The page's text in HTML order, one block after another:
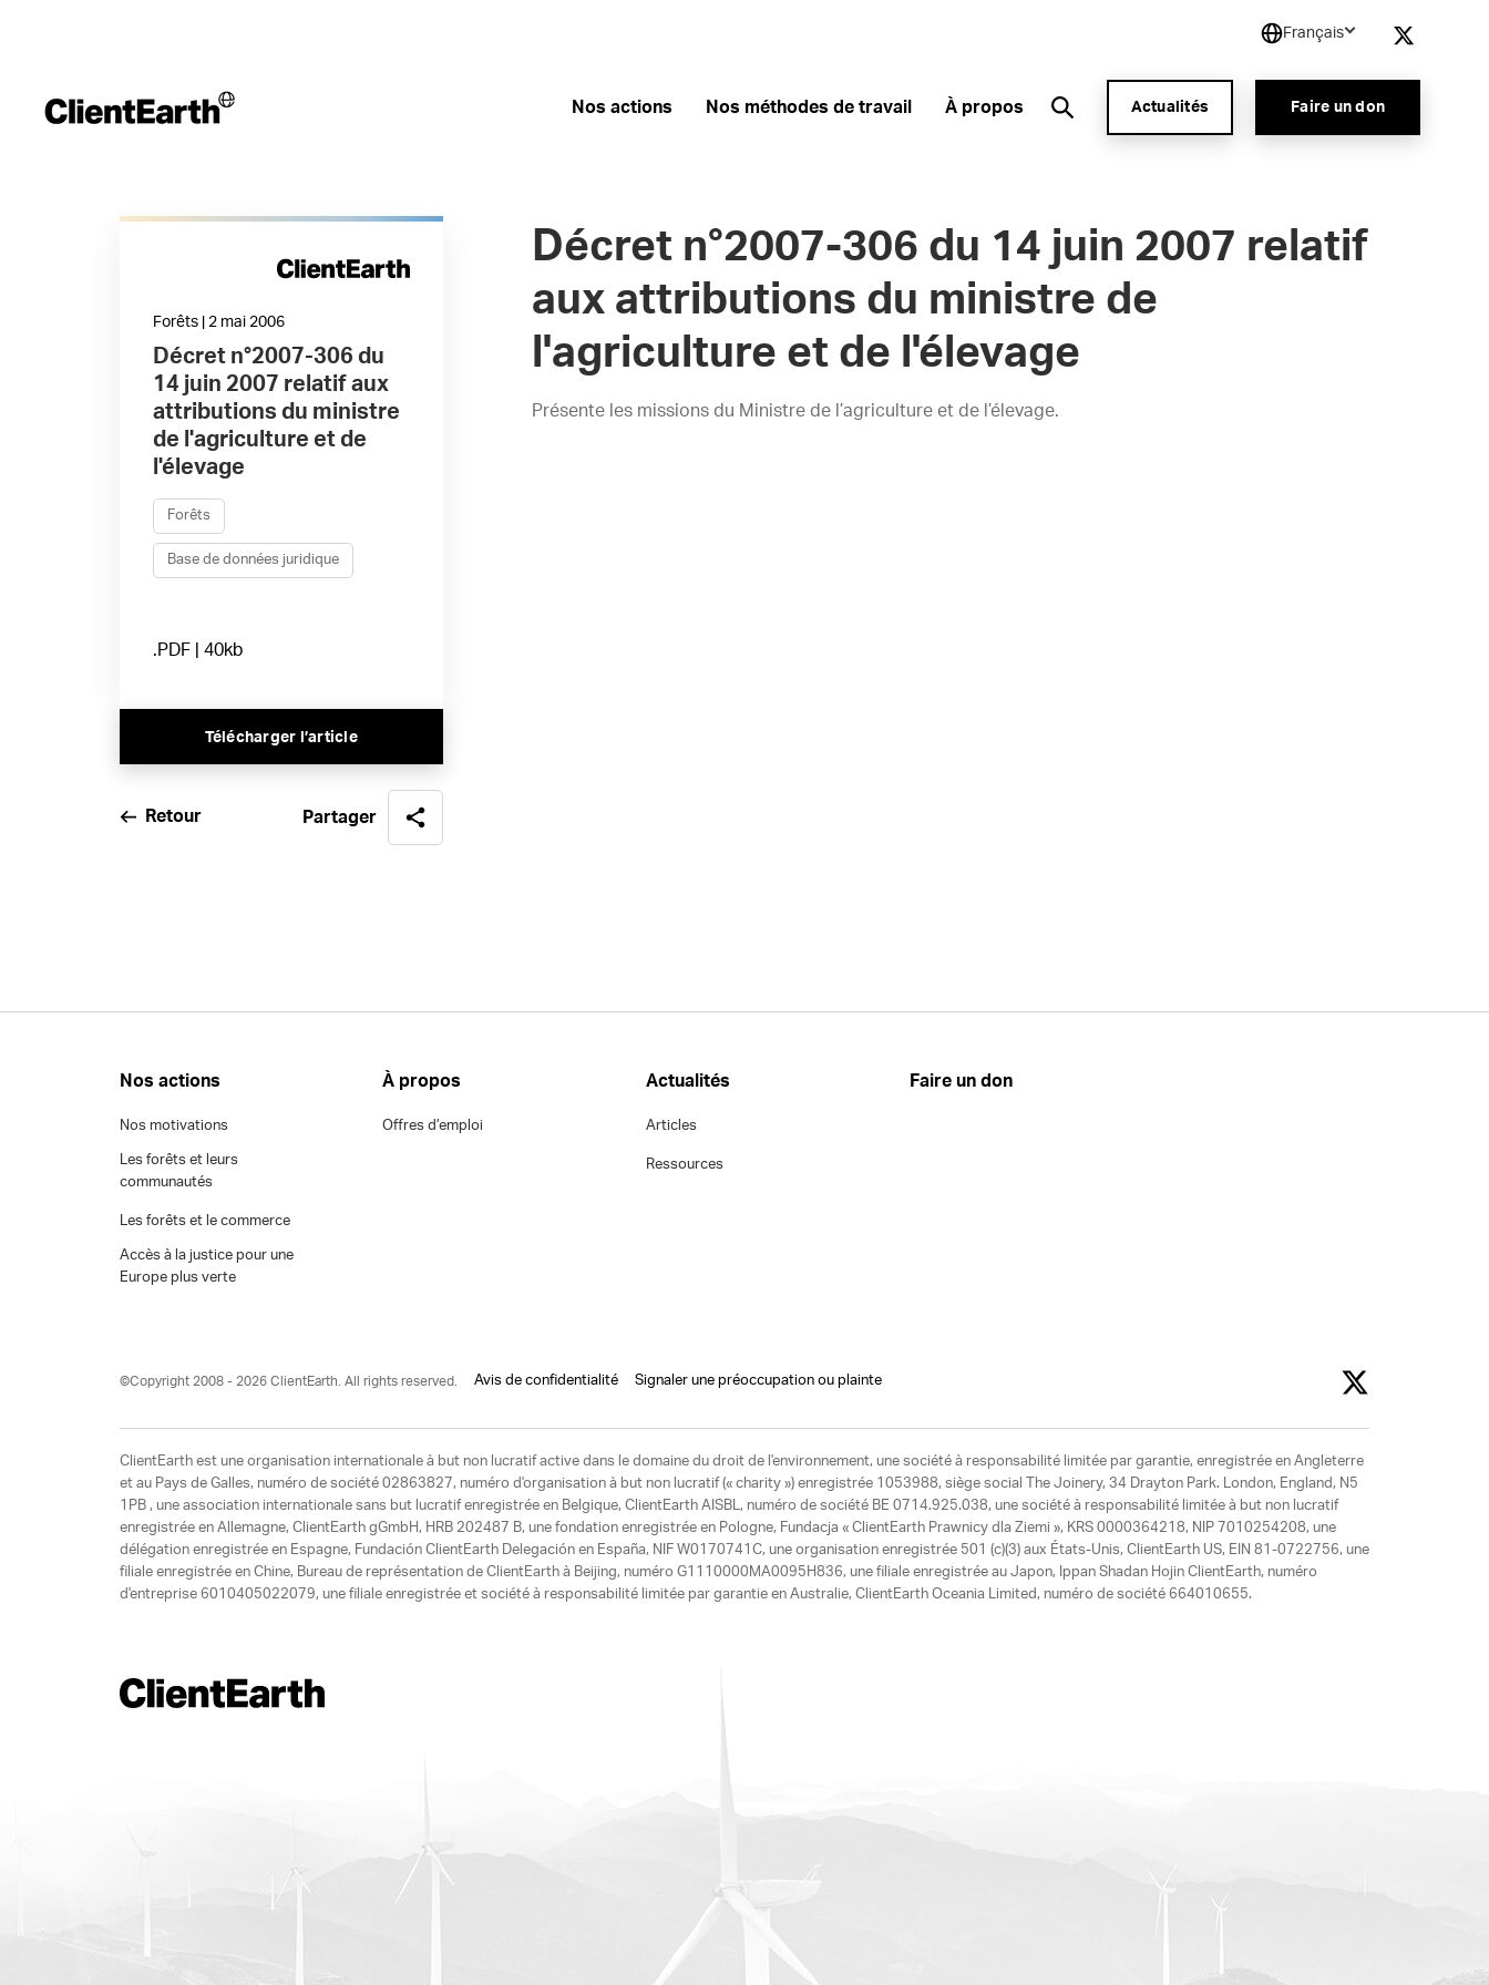
Français
Nos actions Nos méthodes de travail À propos Actualités Faire un don
Forêts | 2 mai 2006
Décret n°2007-306 du
14 juin 2007 relatif aux
attributions du ministre
de l'agriculture et de
l'élevage
Forêts
Base de données juridique
.PDF | 40kb
Télécharger l’article
Retour Partager
Décret n°2007-306 du 14 juin 2007 relatif
aux attributions du ministre de
l'agriculture et de l'élevage
Présente les missions du Ministre de l’agriculture et de l’élevage.
Nos actions
Nos motivations
Les forêts et leurs
communautés
Les forêts et le commerce
Accès à la justice pour une
Europe plus verte
À propos
Offres d’emploi
Actualités
Articles
Ressources
Faire un don
©Copyright 2008 - 2026 ClientEarth. All rights reserved. Avis de confidentialité Signaler une préoccupation ou plainte
ClientEarth est une organisation internationale à but non lucratif active dans le domaine du droit de l'environnement, une société à responsabilité limitée par garantie, enregistrée en Angleterre
et au Pays de Galles, numéro de société 02863827, numéro d'organisation à but non lucratif (« charity ») enregistrée 1053988, siège social The Joinery, 34 Drayton Park. London, England, N5
1PB , une association internationale sans but lucratif enregistrée en Belgique, ClientEarth AISBL, numéro de société BE 0714.925.038, une société à responsabilité limitée à but non lucratif
enregistrée en Allemagne, ClientEarth gGmbH, HRB 202487 B, une fondation enregistrée en Pologne, Fundacja « ClientEarth Prawnicy dla Ziemi », KRS 0000364218, NIP 7010254208, une
délégation enregistrée en Espagne, Fundación ClientEarth Delegación en España, NIF W0170741C, une organisation enregistrée 501 (c)(3) aux États-Unis, ClientEarth US, EIN 81-0722756, une
filiale enregistrée en Chine, Bureau de représentation de ClientEarth à Beijing, numéro G1110000MA0095H836, une filiale enregistrée au Japon, Ippan Shadan Hojin ClientEarth, numéro
d'entreprise 6010405022079, une filiale enregistrée et société à responsabilité limitée par garantie en Australie, ClientEarth Oceania Limited, numéro de société 664010655.